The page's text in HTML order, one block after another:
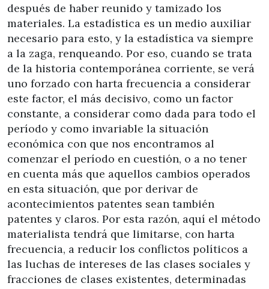
después de haber reunido y tamizado los
materiales. La estadística es un medio auxiliar
necesario para esto, y la estadística va siempre
a la zaga, renqueando. Por eso, cuando se trata
de la historia contemporánea corriente, se verá
uno forzado con harta frecuencia a considerar
este factor, el más decisivo, como un factor
constante, a considerar como dada para todo el
período y como invariable la situación
económica con que nos encontramos al
comenzar el período en cuestión, o a no tener
en cuenta más que aquellos cambios operados
en esta situación, que por derivar de
acontecimientos patentes sean también
patentes y claros. Por esta razón, aquí el método
materialista tendrá que limitarse, con harta
frecuencia, a reducir los conflictos políticos a
las luchas de intereses de las clases sociales y
fracciones de clases existentes, determinadas